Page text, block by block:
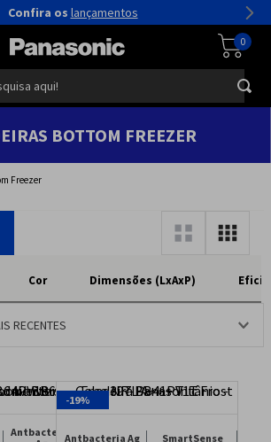
Confira os lançamentos
0
BOTTOM FREEZER
Freezer
Cor Dimensões (LxAxP)
RECENTES
Antbacteria
-19%
Antbacteria Ag SmartSense